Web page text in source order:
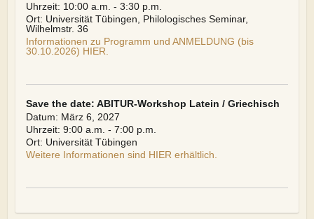
Uhrzeit: 10:00 a.m. - 3:30 p.m.
Ort: Universität Tübingen, Philologisches Seminar,
Wilhelmstr. 36
Informationen zu Programm und ANMELDUNG (bis
30.10.2026) HIER.
Save the date: ABITUR-Workshop Latein / Griechisch
Datum: März 6, 2027
Uhrzeit: 9:00 a.m. - 7:00 p.m.
Ort: Universität Tübingen
Weitere Informationen sind HIER erhältlich.